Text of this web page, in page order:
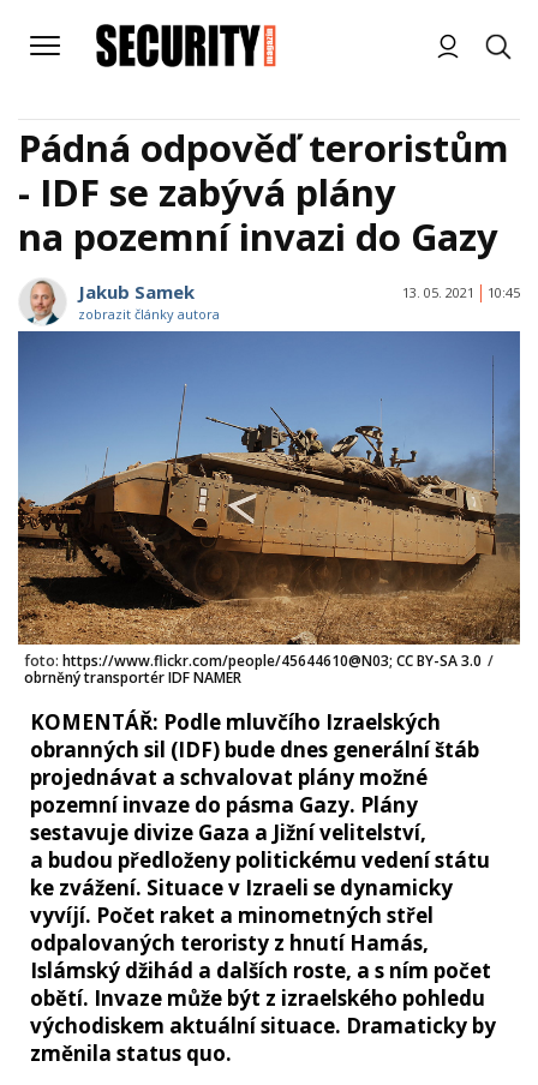
Pádná odpověď teroristům
- IDF se zabývá plány
na pozemní invazi do Gazy
Jakub Samek
zobrazit články autora
13. 05. 2021 10:45
foto: https://www.flickr.com/people/45644610@N03; CC BY-SA 3.0 /
obrněný transportér IDF NAMER
KOMENTÁŘ: Podle mluvčího Izraelských
obranných sil (IDF) bude dnes generální štáb
projednávat a schvalovat plány možné
pozemní invaze do pásma Gazy. Plány
sestavuje divize Gaza a Jižní velitelství,
a budou předloženy politickému vedení státu
ke zvážení. Situace v Izraeli se dynamicky
vyvíjí. Počet raket a minometných střel
odpalovaných teroristy z hnutí Hamás,
Islámský džihád a dalších roste, a s ním počet
obětí. Invaze může být z izraelského pohledu
východiskem aktuální situace. Dramaticky by
změnila status quo.